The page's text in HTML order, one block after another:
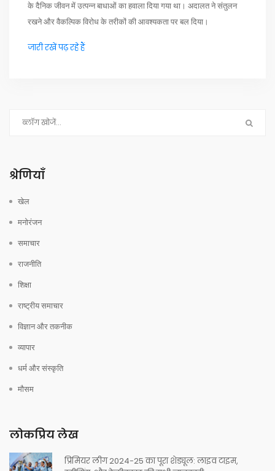
के दैनिक जीवन में उत्पन्न बाधाओं का हवाला दिया गया था। अदालत ने संतुलन
रखने और वैकल्पिक विरोध के तरीकों की आवश्यकता पर बल दिया।
जारी रखें पढ़ रहे हैं
श्रेणियाँ
खेल
मनोरंजन
समाचार
राजनीति
शिक्षा
राष्ट्रीय समाचार
विज्ञान और तकनीक
व्यापार
धर्म और संस्कृति
मौसम
लोकप्रिय लेख
प्रिमियर लीग 2024-25 का पूरा शेड्यूल: लाइव टाइम,